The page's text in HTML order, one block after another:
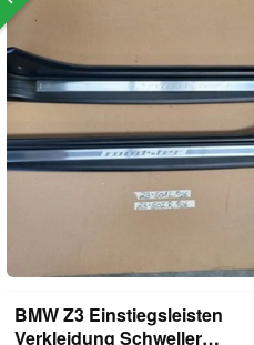
BMW Z3 Einstiegsleisten
Verkleidung Schweller